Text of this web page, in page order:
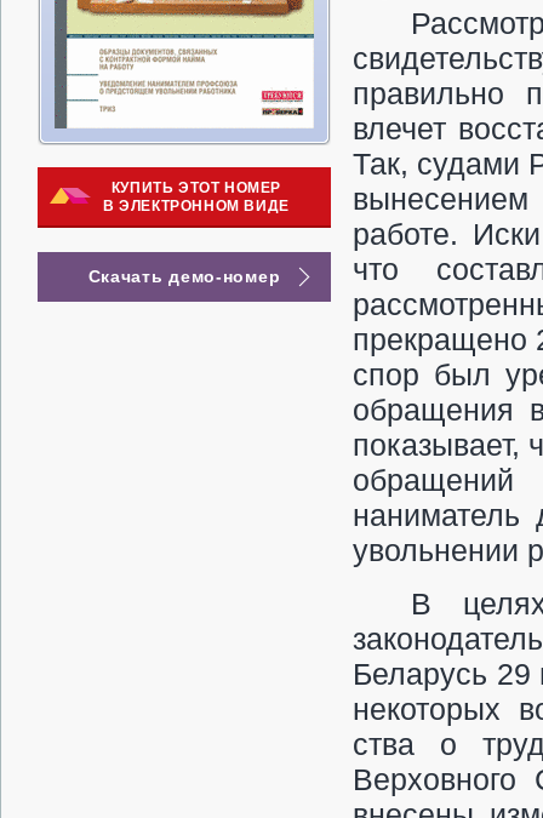
КУПИТЬ ЭТОТ НОМЕР
В ЭЛЕКТРОННОМ ВИДЕ
Скачать демо-номер
правильно
влечет
Так, судами
работе.
что
пре­кращено
спор был
обращения
показывает,
наниматель
увольнении
В
Беларусь
некоторых
ства о